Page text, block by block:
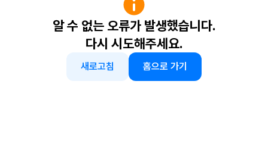
알 수 없는 오류가 발생했습니다.
다시 시도해주세요.
새로고침 홈으로 가기